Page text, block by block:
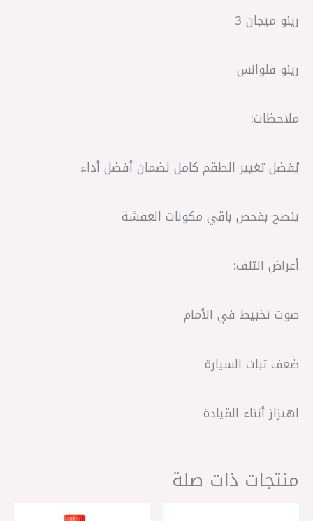
رينو ميجان 3
رينو فلوانس
ملاحظات:
يُفضل تغيير الطقم كامل لضمان أفضل أداء
ينصح بفحص باقي مكونات العفشة
أعراض التلف:
صوت تخبيط في الأمام
ضعف ثبات السيارة
اهتزاز أثناء القيادة
منتجات ذات صلة